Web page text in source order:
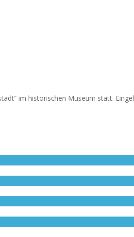
im historischen Museum statt.